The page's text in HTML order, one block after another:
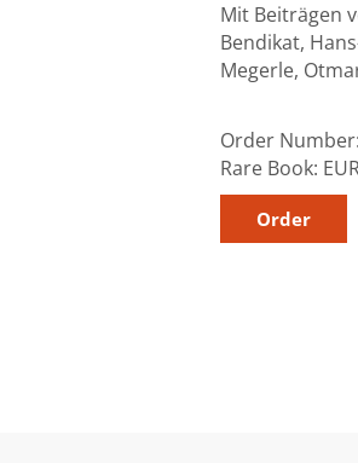
Mit Beiträgen
Bendikat,
Megerle,
Order Number:
Rare Book: